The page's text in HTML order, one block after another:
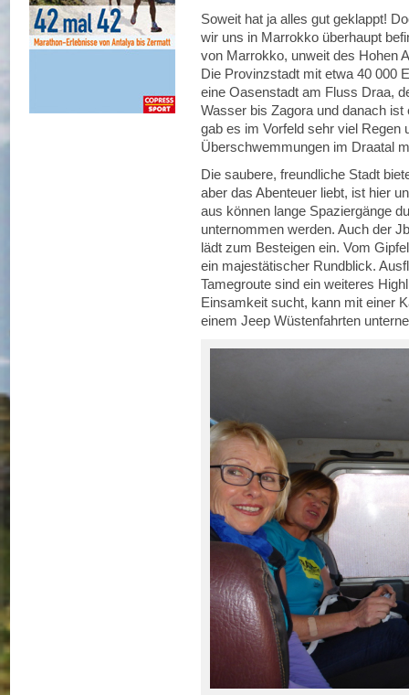
Soweit hat ja alles gut geklappt!
wir uns in Marrokko überhaupt
von Marrokko, unweit des Hohen
Die Provinzstadt mit etwa 40 000
eine Oasenstadt am Fluss Draa,
Wasser bis Zagora und danach
gab es im Vorfeld sehr viel Regen
Überschwemmungen im Draatal
Die saubere, freundliche Stadt
aber das Abenteuer liebt, ist hier
aus können lange Spaziergänge
unternommen werden. Auch der
lädt zum Besteigen ein. Vom
ein majestätischer Rundblick.
Tamegroute sind ein weiteres
Einsamkeit sucht, kann mit einer
einem Jeep Wüstenfahrten